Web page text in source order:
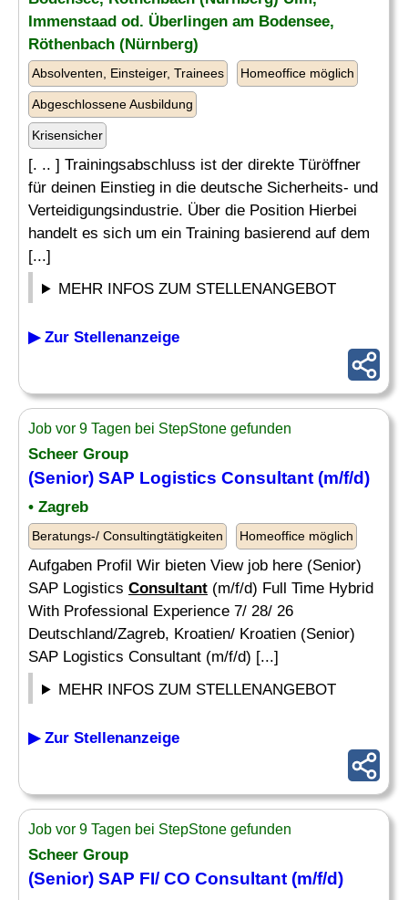
Immenstaad od. Überlingen am Bodensee,
Röthenbach (Nürnberg)
Absolventen, Einsteiger, Trainees Homeoffice möglich
Abgeschlossene Ausbildung
Krisensicher
[. .. ] Trainingsabschluss ist der direkte Türöffner
für deinen Einstieg in die deutsche Sicherheits- und
Verteidigungsindustrie. Über die Position Hierbei
handelt es sich um ein Training basierend auf dem
[...]
MEHR INFOS ZUM STELLENANGEBOT
▶ Zur Stellenanzeige
Job vor 9 Tagen bei StepStone gefunden
Scheer Group
(Senior) SAP Logistics Consultant (m/f/d)
• Zagreb
Beratungs-/ Consultingtätigkeiten Homeoffice möglich
Aufgaben Profil Wir bieten View job here (Senior)
SAP Logistics Consultant (m/f/d) Full Time Hybrid
With Professional Experience 7/ 28/ 26
Deutschland/Zagreb, Kroatien/ Kroatien (Senior)
SAP Logistics Consultant (m/f/d) [...]
MEHR INFOS ZUM STELLENANGEBOT
▶ Zur Stellenanzeige
Job vor 9 Tagen bei StepStone gefunden
Scheer Group
(Senior) SAP FI/ CO Consultant (m/f/d)